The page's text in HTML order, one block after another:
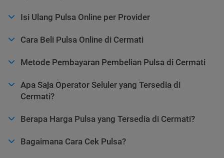
Isi Ulang Pulsa Online per Provider
Cara Beli Pulsa Online di Cermati
Metode Pembayaran Pembelian Pulsa di Cermati
Apa Saja Operator Seluler yang Tersedia di
Cermati?
Berapa Harga Pulsa yang Tersedia di Cermati?
Bagaimana Cara Cek Pulsa?